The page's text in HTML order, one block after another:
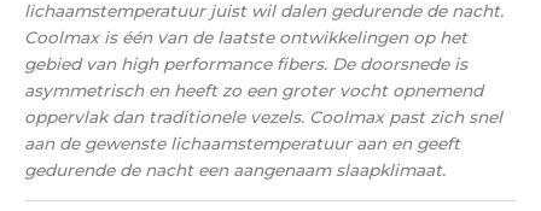
lichaamstemperatuur juist wil dalen gedurende de nacht.
Coolmax is één van de laatste ontwikkelingen op het
gebied van high performance fibers. De doorsnede is
asymmetrisch en heeft zo een groter vocht opnemend
oppervlak dan traditionele vezels. Coolmax past zich snel
aan de gewenste lichaamstemperatuur aan en geeft
gedurende de nacht een aangenaam slaapklimaat.